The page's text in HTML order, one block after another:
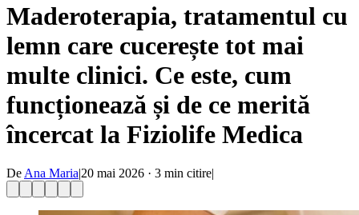
Maderoterapia, tratamentul cu
lemn care cucerește tot mai
multe clinici. Ce este, cum
funcționează și de ce merită
încercat la Fiziolife Medica
De Ana Maria|20 mai 2026 · 3 min citire|